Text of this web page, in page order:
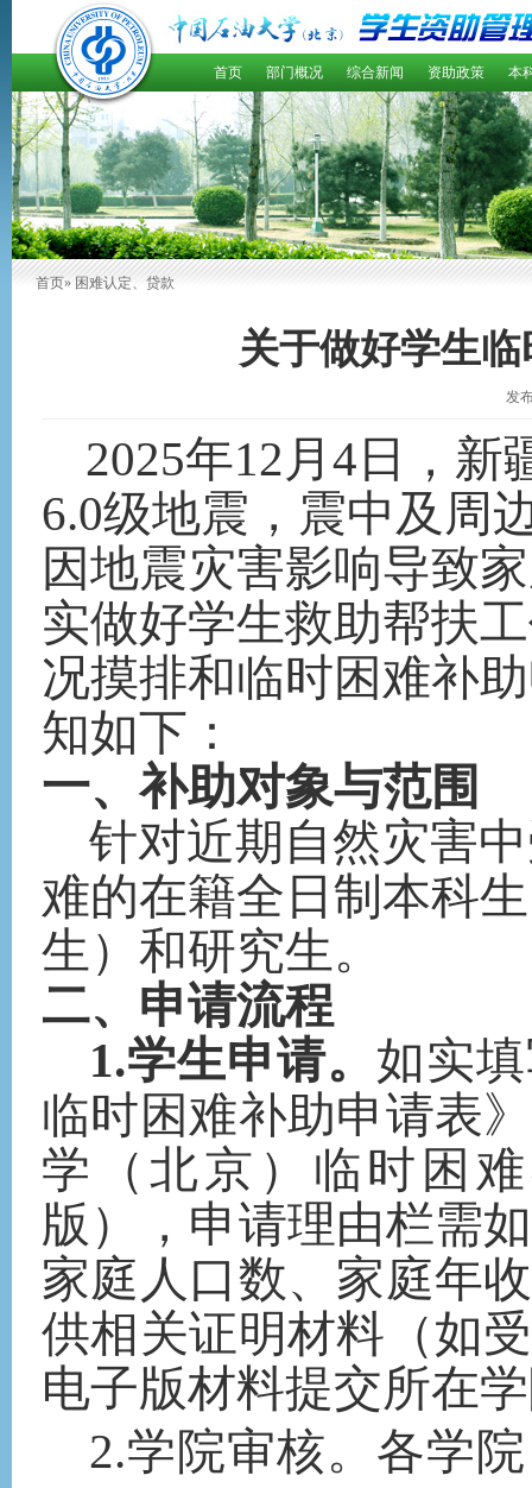
首页 部门概况 综合新闻 资助政策 本
首页» 困难认定、贷款
关于做好学生
发
2025年12月4日，
6.0级地震，震中及周
因地震灾害影响导致
实做好学生救助帮扶
况摸排和临时困难补
知如下：
一、补助对象与范围
针对近期自然灾害
难的在籍全日制本科
生）和研究生。
二、申请流程
1.学生申请。 如实
临时困难补助申请表
学（北京）临时困
版），申请理由栏需
家庭人口数、家庭年
供相关证明材料（如
电子版材料提交所在
2.学院审核。各学